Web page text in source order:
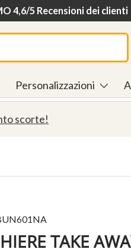
in 24/48h
4,6/5 Recensioni dei clienti
Personalizzazioni
scorte!
TAKE